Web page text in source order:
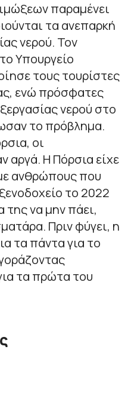
παραμένει
τα ανεπαρκή
νερού. Τον
Υπουργείο
τους τουρίστες
ενώ πρόσφατες
νερού στο
το πρόβλημα.
οι
αργά. Η Πόρσια είχε
ανθρώπους που
το 2022
της να μην πάει,
Πριν φύγει, η
τα πάντα για το
τα πρώτα του